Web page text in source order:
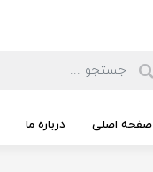
صفحه اصلی درباره ما